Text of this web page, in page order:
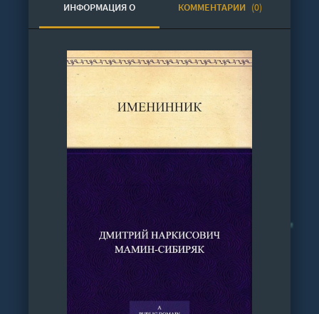
ИНФОРМАЦИЯ О
АУДИОКНИГЕ
КОММЕНТАРИИ (0)